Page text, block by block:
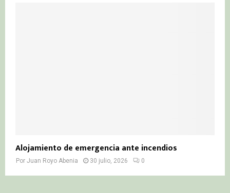
Alojamiento de emergencia ante incendios
Por Juan Royo Abenia 30 julio, 2026 0